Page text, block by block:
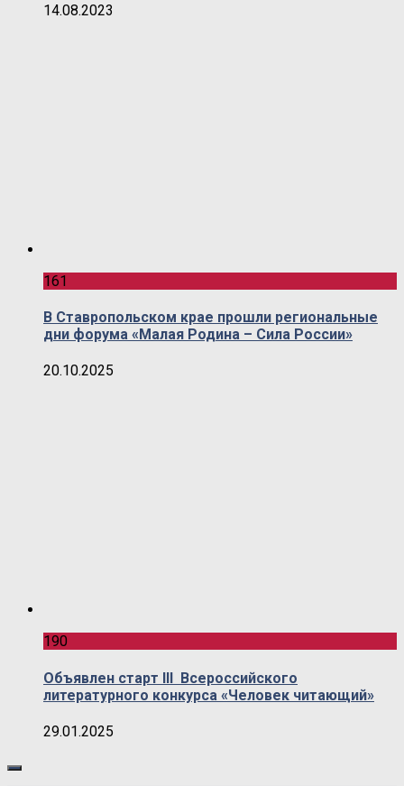
14.08.2023
161
В Ставропольском крае прошли региональные
дни форума «Малая Родина – Сила России»
20.10.2025
190
Объявлен старт III Всероссийского
литературного конкурса «Человек читающий»
29.01.2025